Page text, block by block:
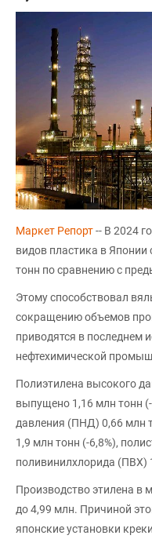
Маркет Репорт-- В 2024
видов пластика в Японии
тонн по сравнению с
Этому способствовал
сокращению объемов
приводятся в последнем
нефтехимической
Полиэтилена высокого
выпущено 1,16 млн тонн
давления (ПНД) 0,66 млн
1,9 млн тонн (-6,8%),
поливинилхлорида (ПВХ)
Производство этилена в
до 4,99 млн. Причиной
японские установки